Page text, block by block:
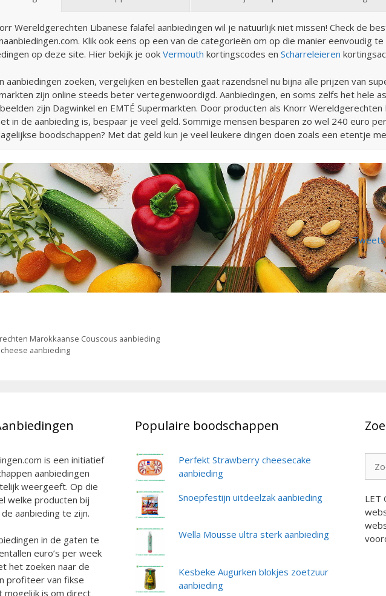
Wereldgerechten Libanese falafel aanbiedingen wil je natuurlijk niet missen! Check de
Klik ook eens op een van de categorieën om op die manier eenvoudig
op deze site. Hier bekijk je ook Vermouth kortingscodes en Scharreleieren
aanbiedingen zoeken, vergelijken en bestellen gaat razendsnel nu bijna alle prijzen van
zijn online steeds beter vertegenwoordigd. Aanbiedingen, en soms zelfs het hele
zijn Dagwinkel en EMTÉ Supermarkten. Door producten als Knorr
in de aanbieding is, bespaar je veel geld. Sommige mensen besparen zo wel 240 euro
boodschappen? Met dat geld kun je veel leukere dingen doen zoals een etentje
Marokkaanse Couscous aanbieding
aanbieding
is een initiatief
aanbiedingen
weergeeft. Op die
welke producten bij
aanbieding te zijn.
in de gaten te
euro’s per week
het zoeken naar de
profiteer van fikse
mogelijk is om direct
Populaire boodschappen
Perfekt Strawberry cheesecake
aanbieding
Snoepfestijn uitdeelzak aanbieding
Wella Mousse ultra sterk aanbieding
Kesbeke Augurken blokjes zoetzuur
aanbieding
naar:
LET